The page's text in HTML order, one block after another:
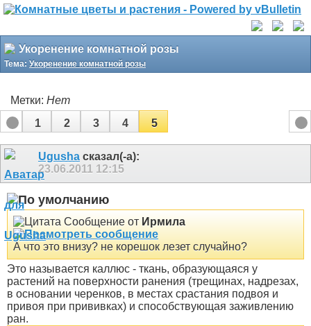
Укоренение комнатной розы
Тема: Укоренение комнатной розы
Метки: Нет
1
2 3 4 5
Ugusha сказал(-а):
23.06.2011 12:15
Сообщение от Ирмила
А что это внизу? не корешок лезет случайно?
Это называется каллюс - ткань, образующаяся у
растений на поверхности ранения (трещинах, надрезах,
в основании черенков, в местах срастания подвоя и
привоя при прививках) и способствующая заживлению
ран.